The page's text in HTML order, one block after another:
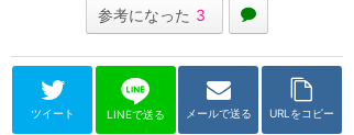
参考になった 3
ツイート LINEで送る メールで送る URLをコピー